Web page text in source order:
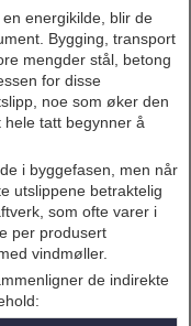
energikilde, blir de
Bygging, transport
mengder stål, betong
for disse
noe som øker den
tatt begynner å
i byggefasen, men når
utslippene betraktelig
som ofte varer i
per produsert
vindmøller.
de indirekte